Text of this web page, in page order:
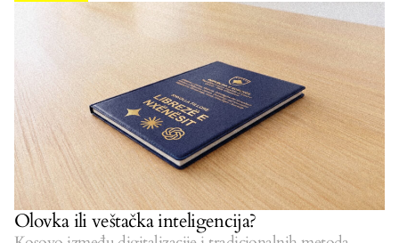
Olovka ili veštačka inteligencija?